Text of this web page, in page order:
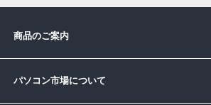
商品のご案内
パソコン市場について